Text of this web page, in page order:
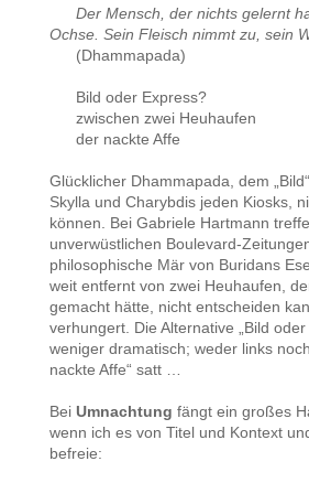
Der Mensch, der nichts gelernt
Ochse. Sein Fleisch nimmt zu, sein
(Dhammapada)
Bild oder Express?
zwischen zwei Heuhaufen
der nackte Affe
Glücklicher Dhammapada, dem „Bild“
Skylla und Charybdis jeden Kiosks,
können. Bei Gabriele Hartmann
unverwüstlichen Boulevard-
philosophische Mär von Buridans
weit entfernt von zwei Heuhaufen,
gemacht hätte, nicht entscheiden
verhungert. Die Alternative „Bild oder
weniger dramatisch; weder links
nackte Affe“ satt …
Bei Umnachtung fängt ein großes
wenn ich es von Titel und Kontext
befreie: